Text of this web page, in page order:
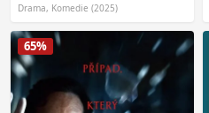
Drama, Komedie (2025)
65%